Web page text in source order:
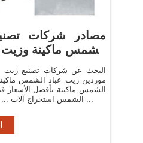
مصادر شركات
الشمس ماكينة
البحث عن شركات تصنيع زيت
موردين زيت عباد الشمس
الشمس ماكينة بأفضل
الشمس استخراج آلات ... 2018 الآلات الزراعية ...